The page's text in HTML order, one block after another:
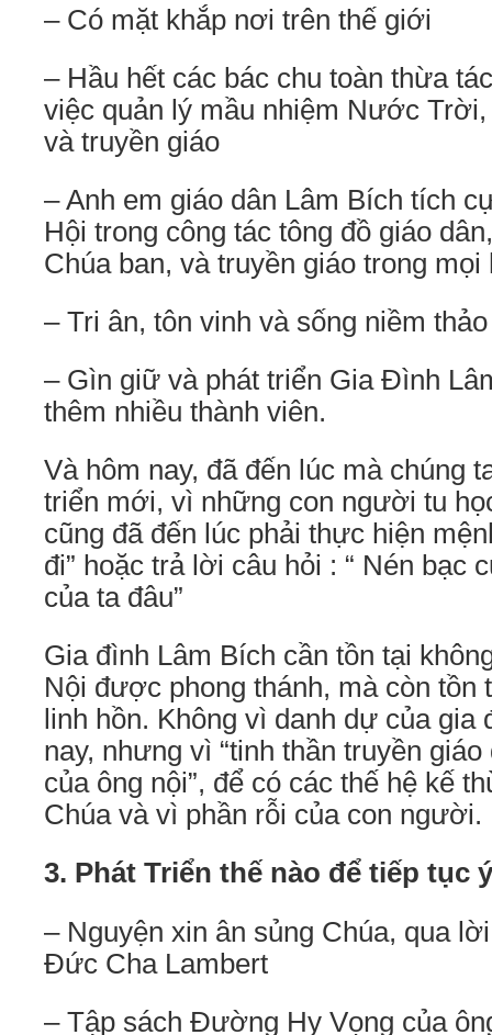
– Có mặt khắp nơi trên thế giới
– Hầu hết các bác chu toàn thừa
việc quản lý mầu nhiệm Nước
và truyền giáo
– Anh em giáo dân Lâm Bích tích
Hội trong công tác tông đồ giáo
Chúa ban, và truyền giáo trong mọi
– Tri ân, tôn vinh và sống niềm
– Gìn giữ và phát triển Gia Đình
thêm nhiều thành viên.
Và hôm nay, đã đến lúc mà chúng
triển mới, vì những con người tu
cũng đã đến lúc phải thực hiện
đi” hoặc trả lời câu hỏi : “ Nén bạc
của ta đâu”
Gia đình Lâm Bích cần tồn tại
Nội được phong thánh, mà còn
linh hồn. Không vì danh dự của gia
nay, nhưng vì “tinh thần truyền
của ông nội”, để có các thế hệ kế
Chúa và vì phần rỗi của con người.
3. Phát Triển thế nào để tiếp tục
– Nguyện xin ân sủng Chúa, qua
Đức Cha Lambert
– Tập sách Đường Hy Vọng của